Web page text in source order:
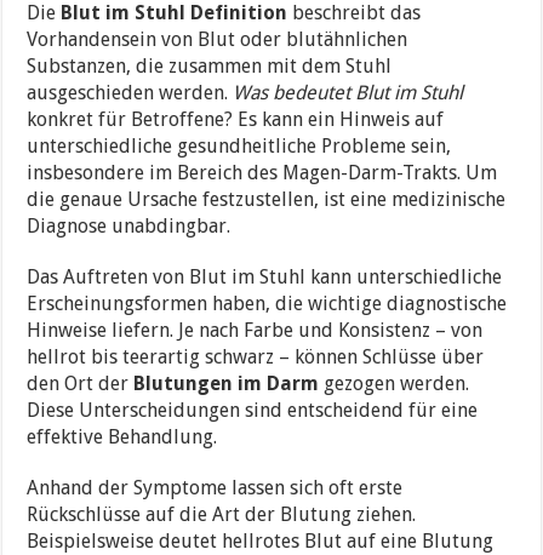
Die Blut im Stuhl Definition beschreibt das
Vorhandensein von Blut oder blutähnlichen
Substanzen, die zusammen mit dem Stuhl
ausgeschieden werden. Was bedeutet Blut im Stuhl
konkret für Betroffene? Es kann ein Hinweis auf
unterschiedliche gesundheitliche Probleme sein,
insbesondere im Bereich des Magen-Darm-Trakts. Um
die genaue Ursache festzustellen, ist eine medizinische
Diagnose unabdingbar.
Das Auftreten von Blut im Stuhl kann unterschiedliche
Erscheinungsformen haben, die wichtige diagnostische
Hinweise liefern. Je nach Farbe und Konsistenz – von
hellrot bis teerartig schwarz – können Schlüsse über
den Ort der Blutungen im Darm gezogen werden.
Diese Unterscheidungen sind entscheidend für eine
effektive Behandlung.
Anhand der Symptome lassen sich oft erste
Rückschlüsse auf die Art der Blutung ziehen.
Beispielsweise deutet hellrotes Blut auf eine Blutung